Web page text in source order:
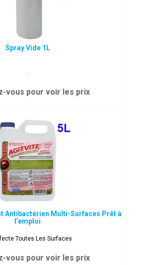
Spray Vide 1L
.
vous pour voir les prix
Antibactérien Multi-Surfaces Prêt à
l’emploi
Toutes Les Surfaces
vous pour voir les prix